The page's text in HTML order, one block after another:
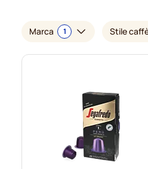
Marca 1 Stile